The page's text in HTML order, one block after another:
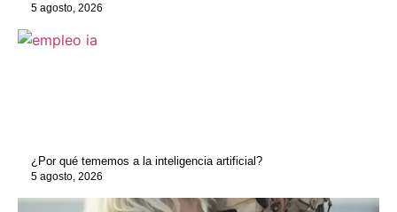
5 agosto, 2026
¿Por qué tememos a la inteligencia artificial?
5 agosto, 2026